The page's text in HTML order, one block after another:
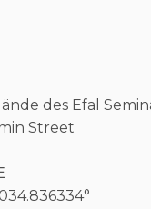
des Efal
Street